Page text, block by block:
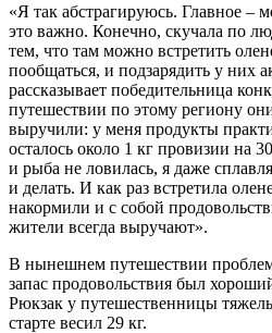
«Я так абстрагируюсь. Главное –
это важно. Конечно, скучала по
тем, что там можно встретить
пообщаться, и подзарядить у них
рассказывает победительница
путешествии по этому региону
выручили: у меня продукты
осталось около 1 кг провизии на
и рыба не ловилась, я даже
и делать. И как раз встретила
накормили и с собой
жители всегда выручают».
В нынешнем путешествии
запас продовольствия был
Рюкзак у путешественницы
старте весил 29 кг.